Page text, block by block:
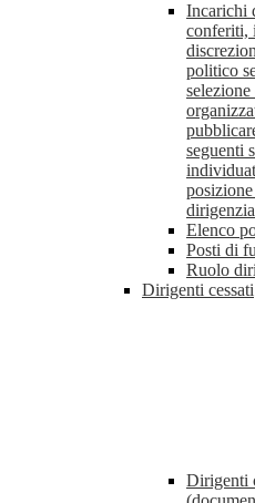
Incarichi
conferiti,
politico
seguenti
Elenco
Posti di
Ruolo
Dirigenti cessati
Dirigenti